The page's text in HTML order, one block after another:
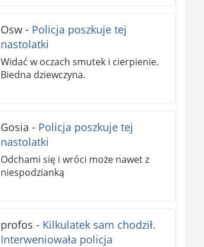
Osw- Policja poszkuje tej
nastolatki
Widać w oczach smutek i cierpienie.
Biedna dziewczyna.
Gosia - Policja poszkuje tej
nastolatki
Odchami się i wróci może nawet z
niespodzianką
profos - Kilkulatek sam chodził.
Interweniowała policja